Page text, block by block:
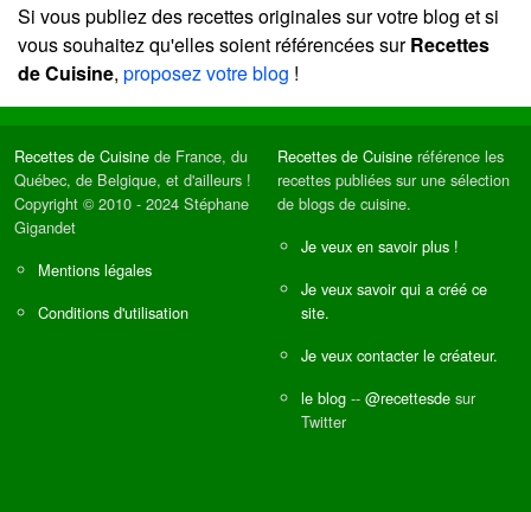
Si vous publiez des recettes originales sur votre blog et si
vous souhaitez qu'elles soient référencées surRecettes
de Cuisine, proposez votre blog !
Recettes de Cuisine de France, du
Québec, de Belgique, et d'ailleurs !
Copyright © 2010 - 2024 Stéphane
Gigandet
Mentions légales
Conditions d'utilisation
Recettes de Cuisine référence les
recettes publiées sur une sélection
de blogs de cuisine.
Je veux en savoir plus !
Je veux savoir qui a créé ce
site.
Je veux contacter le créateur.
le blog -- @recettesde sur
Twitter